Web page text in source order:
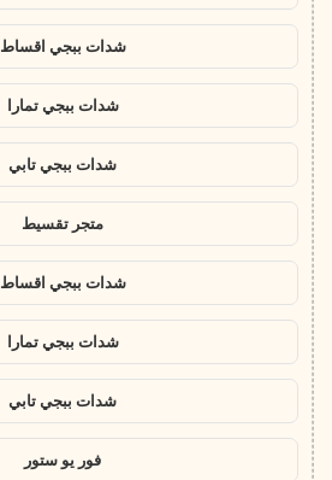
شدات ببجي اقساط
شدات ببجي تمارا
شدات ببجي تابي
متجر تقسيط
شدات ببجي اقساط
شدات ببجي تمارا
شدات ببجي تابي
فور يو ستور